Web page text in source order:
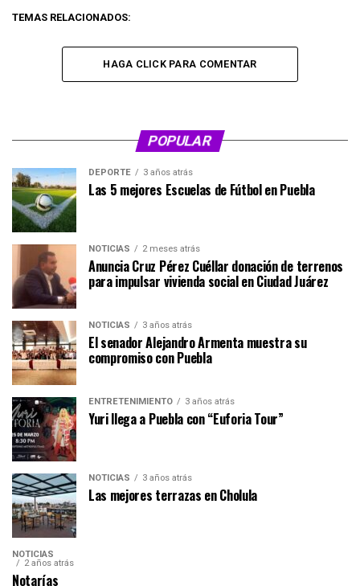
TEMAS RELACIONADOS:
HAGA CLICK PARA COMENTAR
POPULAR
DEPORTE 3 años atrás
Las 5 mejores Escuelas de Fútbol en Puebla
NOTICIAS 2 meses atrás
Anuncia Cruz Pérez Cuéllar donación de terrenos
para impulsar vivienda social en Ciudad Juárez
NOTICIAS 3 años atrás
El senador Alejandro Armenta muestra su
compromiso con Puebla
ENTRETENIMIENTO 3 años atrás
Yuri llega a Puebla con “Euforia Tour”
NOTICIAS 3 años atrás
Las mejores terrazas en Cholula
NOTICIAS
2 años atrás
Notarías